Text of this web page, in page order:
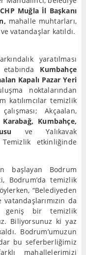
CHP Muğla İl Başkanı
mahalle muhtarları,
vatandaşlar katıldı.
yaratılması
Kumbahçe
Kapalı Pazar Yeri
noktalarından
katılımcılar temizlik
Akçaalan,
Karabağ, Kumbahçe,
ve Yalıkavak
etkinliğinde
başlayan Bodrum
Bodrum’da temizlik
“Belediyeden
da
geniş bir temizlik
Biliyorsunuz ki yaz
Bodrum’umuzun
bu seferberliğimiz
mahallelerimizi